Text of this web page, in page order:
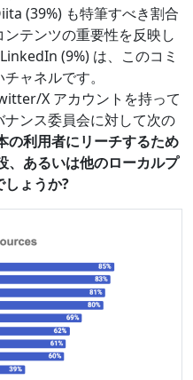
(39%) も特筆すべき割合
テンツの重要性を反映し
(9%) は、このコミ
ャネルです。
X アカウントを持って
ンス委員会に対して次の
の利用者にリーチするため
あるいは他のローカルプ
しょうか?